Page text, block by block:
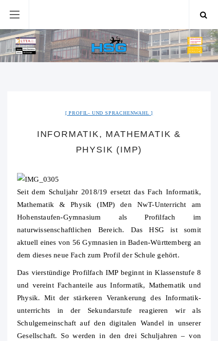
PROFIL- UND SPRACHENWAHL
INFORMATIK, MATHEMATIK &
PHYSIK (IMP)
Seit dem Schuljahr 2018/19 ersetzt das Fach Informatik,
Mathematik & Physik (IMP) den NwT-Unterricht am
Hohenstaufen-Gymnasium als Profilfach im
naturwissenschaftlichen Bereich. Das HSG ist somit
aktuell eines von 56 Gymnasien in Baden-Württemberg an
dem dieses neue Fach zum Profil der Schule gehört.
Das vierstündige Profilfach IMP beginnt in Klassenstufe 8
und vereint Fachanteile aus Informatik, Mathematik und
Physik. Mit der stärkeren Verankerung des Informatik-
unterrichts in der Sekundarstufe reagieren wir als
Schulgemeinschaft auf den digitalen Wandel in unserer
Gesellschaft. So werden in den drei Schuljahren – von